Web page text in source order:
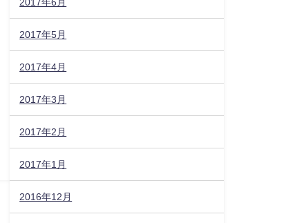
2017年5月
2017年4月
2017年3月
2017年2月
2017年1月
2016年12月